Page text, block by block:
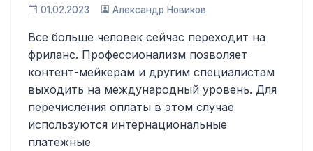
01.02.2023 Александр Новиков
Все больше человек сейчас переходит на
фриланс. Профессионализм позволяет
контент-мейкерам и другим специалистам
выходить на международный уровень. Для
перечисления оплаты в этом случае
используются интернациональные
платежные